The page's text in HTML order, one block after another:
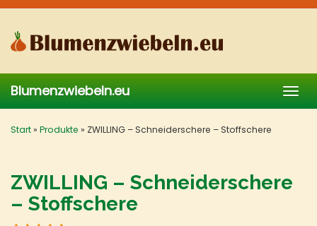
Skip
main
content
Blumenzwiebeln.eu
Start» Produkte » ZWILLING – Schneiderschere – Stoffschere
ZWILLING – Schneiderschere
– Stoffschere